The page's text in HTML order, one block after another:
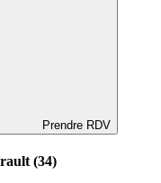
Prendre RDV
(34)